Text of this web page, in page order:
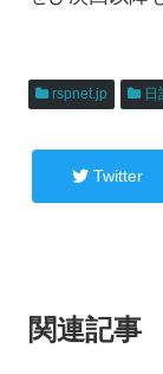
rspnet.jp 日
Twitter
関連記事